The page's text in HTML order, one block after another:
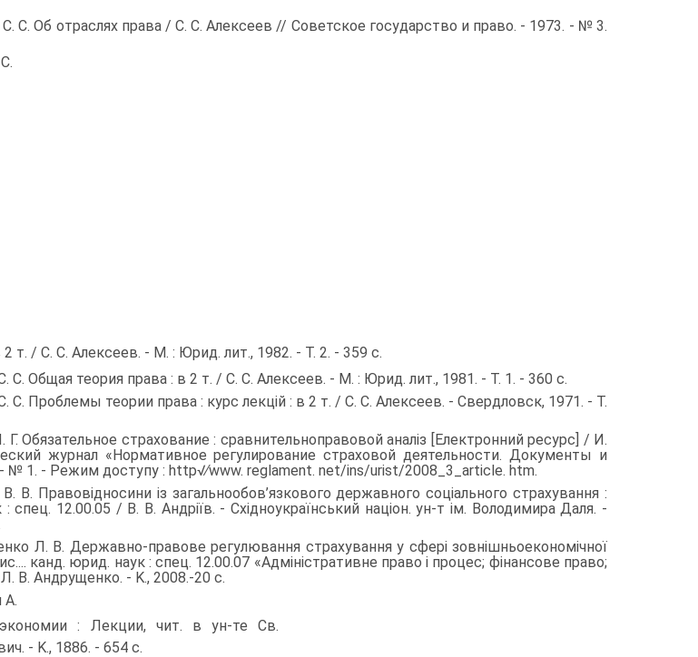
отраслях права / С. С. Алексеев // Со­ветское государство и право. - 1973. - № 3.
т. / С. С. Алек­сеев. - М. : Юрид. лит., 1982. - Т. 2. - 359 с.
теория права : в 2 т. / С. С. Алек­сеев. - М. : Юрид. лит., 1981. - Т. 1. - 360 с.
теории права : курс лекцій : в 2 т. / С. С. Алексеев. - Свердловск, 1971. - Т.
страхование : сравнительно­правовой аналіз [Електронний ресурс] / И.
журнал «Нормативное регулирование страховой деятельности. Документы и
№ 1. - Режим доступу : http√∕www. reglament. net/ins/urist/2008_3_article. htm.
із загальнообов’язкового державного соціального страхування :
спец. 12.00.05 / В. В. Андріїв. - Східноукраїнський націон. ун-т ім. Володимира Даля. -
Державно-правове регулювання стра­хування у сфері зовнішньоекономічної
канд. юрид. наук : спец. 12.00.07 «Адміністративне право і процес; фінансове право;
В. Андрущенко. - K., 2008.-20 с.
: Лекции, чит. в ун-те Св.
- K., 1886. - 654 с.